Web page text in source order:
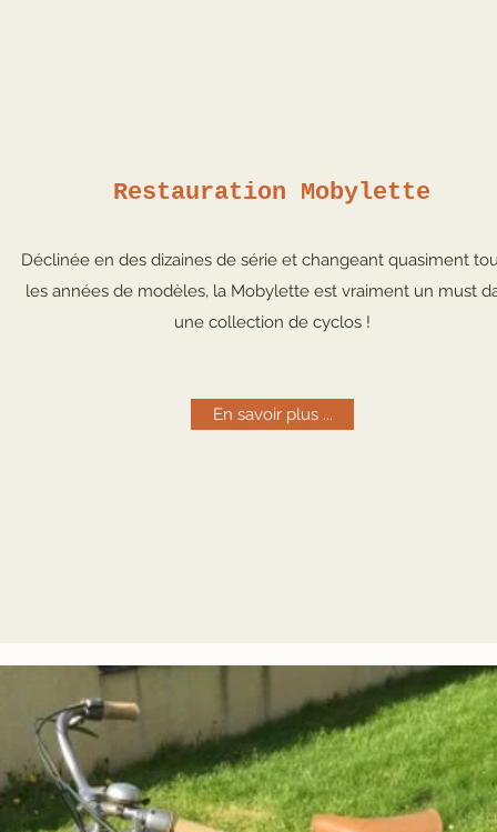
Restauration Mobylette
Déclinée en des dizaines de série et changeant quasiment
les années de modèles, la Mobylette est vraiment un must
une collection de cyclos !
En savoir plus ...